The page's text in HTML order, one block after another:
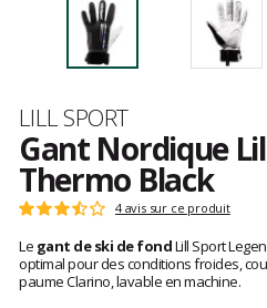
Marque
LILL SPORT
Gant Nordique
Thermo Black
Les
clients
Note
:
3.5
sur
5
4 avis sur ce produit
Le gant de ski de fondLill Sport
optimal pour des conditions froides,
paume Clarino, lavable en machine.